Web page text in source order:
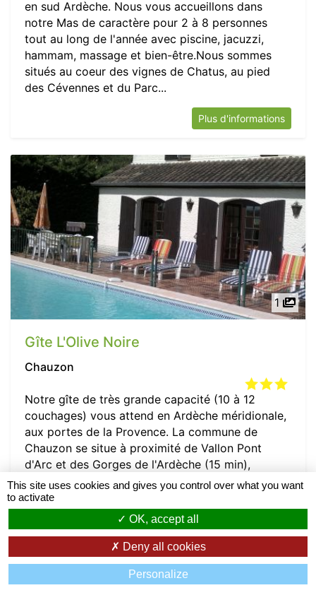
en sud Ardèche. Nous vous accueillons dans
notre Mas de caractère pour 2 à 8 personnes
tout au long de l'année avec piscine, jacuzzi,
hammam, massage et bien-être.Nous sommes
situés au coeur des vignes de Chatus, au pied
des Cévennes et du Parc...
Plus d'informations
1
Gîte L'Olive Noire
Chauzon
Notre gîte de très grande capacité (10 à 12
couchages) vous attend en Ardèche méridionale,
aux portes de la Provence. La commune de
Chauzon se situe à proximité de Vallon Pont
d'Arc et des Gorges de l'Ardèche (15 min),
d'Aubenas (15 min) et de Balazuc (7 min). Ce
petit village surplombe la rivière...
Plus d'informations
This site uses cookies and gives you control over what you want
to activate
OK, accept all
Deny all cookies
Personalize